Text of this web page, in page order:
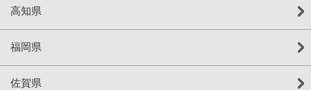
高知県
福岡県
佐賀県